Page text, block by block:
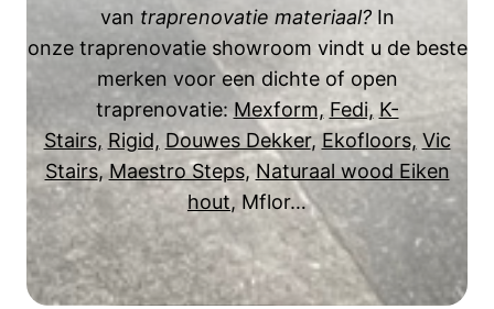
van traprenovatie materiaal?In
onze traprenovatie showroom vindt u de beste
merken voor een dichte of open
traprenovatie: Mexform, Fedi, K-
Stairs, Rigid, Douwes Dekker, Ekofloors, Vic
Stairs,Maestro Steps, Naturaal wood Eiken
hout, Mflor…